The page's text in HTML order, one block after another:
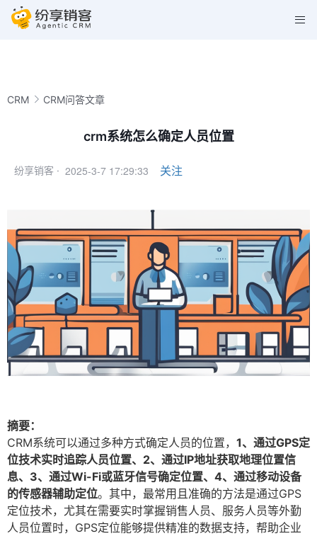
CRM CRM问答文章
crm系统怎么确定人员位置
纷享销客 · 2025-3-7 17:29:33 关注
摘要：
CRM系统可以通过多种方式确定人员的位置， 1、通过GPS定
位技术实时追踪人员位置、2、通过IP地址获取地理位置信
息、3、通过Wi-Fi或蓝牙信号确定位置、4、通过移动设备
的传感器辅助定位。其中，最常用且准确的方法是通过GPS
定位技术，尤其在需要实时掌握销售人员、服务人员等外勤
人员位置时，GPS定位能够提供精准的数据支持，帮助企业